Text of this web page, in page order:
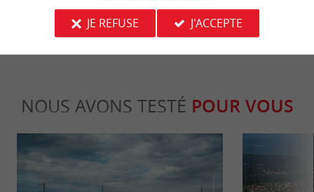
NOUS AVONS TESTÉ POUR VOUS
JE REFUSE
J'ACCEPTE